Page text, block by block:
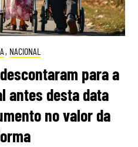
, NACIONAL
para a
antes desta data
no valor da